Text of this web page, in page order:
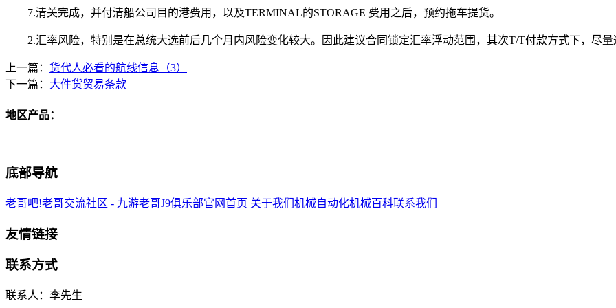
7.清关完成，并付清船公司目的港费用，以及TERMINAL的STORAGE 费用之后，预约拖车提货。
2.汇率风险，特别是在总统大选前后几个月内风险变化较大。因此建议合同锁定汇率浮动范围，其次T/T付款方式下，尽量
上一篇： 货代人必看的航线信息（3）
下一篇： 大件货贸易条款
地区产品：
底部导航
老哥吧!老哥交流社区 - 九游老哥J9俱乐部官网首页 关于我们 机械自动化机械百科联系我们
友情链接
联系方式
联系人：李先生